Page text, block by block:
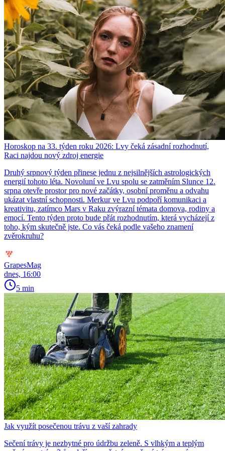
Horoskop na 33. týden roku 2026: Lvy čeká zásadní rozhodnutí,
Raci najdou nový zdroj energie
Druhý srpnový týden přinese jednu z nejsilnějších astrologických
energií tohoto léta. Novoluní ve Lvu spolu se zatměním Slunce 12.
srpna otevře prostor pro nové začátky, osobní proměnu a odvahu
ukázat vlastní schopnosti. Merkur ve Lvu podpoří komunikaci a
kreativitu, zatímco Mars v Raku zvýrazní témata domova, rodiny a
emocí. Tento týden proto bude přát rozhodnutím, která vycházejí z
toho, kým skutečně jste. Co vás čeká podle vašeho znamení
zvěrokruhu?
GrapesMag
dnes, 16:00
5 min
Jak využít posečenou trávu z vaší zahrady
Sečení trávy je nezbytné pro údržbu zeleně. S vlhkým a teplým